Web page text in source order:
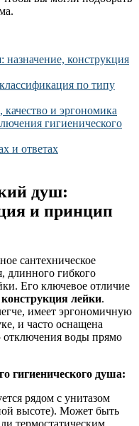
назначение, конструкция
по типу
и эргономика
гигиенического
и ответах
душ:
и принцип
сантехническое
длинного гибкого
Его ключевое отличие
конструкция лейки.
имеет эргономичную
и часто оснащена
воды прямо
гигиенического душа:
рядом с унитазом
высоте). Может быть
термостатическим.